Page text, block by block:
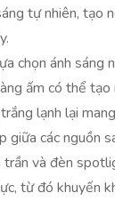
tự nhiên, tạo
chọn ánh sáng
ấm có thể tạo
lạnh lại
giữa các nguồn
trần và đèn
từ đó khuyến